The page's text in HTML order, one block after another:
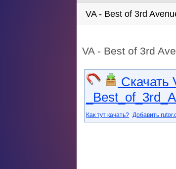
VA - Best of 3rd
VA - Best of 3rd
Скачать
Как тут качать? Добавить